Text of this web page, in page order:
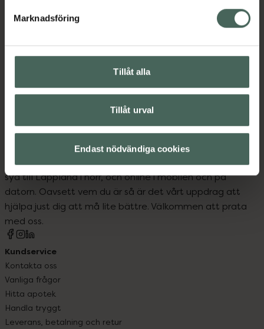
Marknadsföring
Tillåt alla
Tillåt urval
Endast nödvändiga cookies
Vitaminer och mineraler
Kronans Apotek finns här för dig. Du hittar oss från Skåne i
syd till Lappland i norr, och online i mobilen och på
datorn. Oavsett vem du är så är det vårt uppdrag att
hjälpa just dig att må lite bättre. Välkommen att prata
med oss.
Kundservice
Kontakta oss
Vanliga frågor
Hitta apotek
Handla tryggt
Leverans, betalning och retur